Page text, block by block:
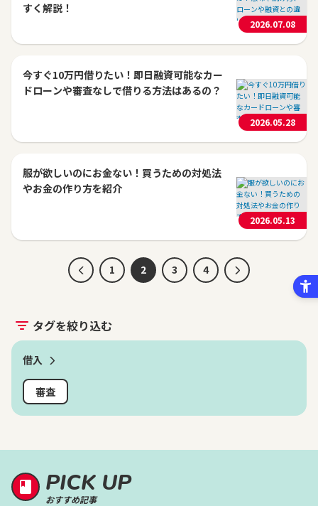
すく解説！
2026.07.08
今すぐ10万円借りたい！即日融資可能なカー
ドローンや審査なしで借りる方法はあるの？
2026.05.28
服が欲しいのにお金ない！買うための対処法
やお金の作り方を紹介
2026.05.13
1 2 3 4
タグを絞り込む
借入
審査
PICK UP
おすすめ記事